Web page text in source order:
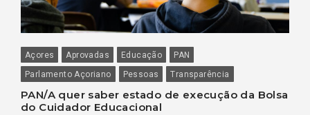
Açores Aprovadas Educação
PAN
Parlamento Açoriano
Pessoas Transparência
PAN/A quer saber estado de execução da Bolsa
do Cuidador Educacional